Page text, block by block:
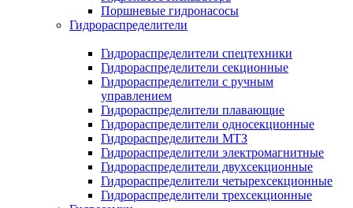
Поршневые гидронасосы
Гидрораспределители
Гидрораспределители спецтехники
Гидрораспределители секционные
Гидрораспределители с ручным
управлением
Гидрораспределители плавающие
Гидрораспределители односекционные
Гидрораспределители МТЗ
Гидрораспределители электромагнитные
Гидрораспределители двухсекционные
Гидрораспределители четырехсекционные
Гидрораспределители трехсекционные